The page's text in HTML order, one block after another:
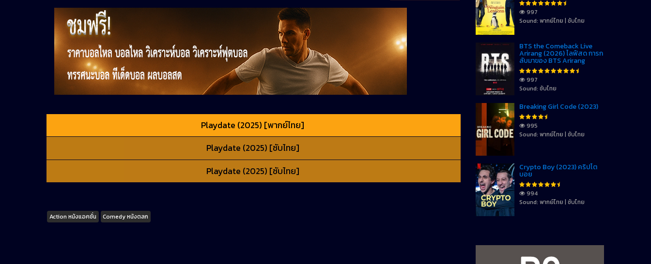
Playdate (2025) [พากย์ไทย]
Playdate (2025) [ซับไทย]
Playdate (2025) [ซับไทย]
Tags
Action หนังแอคชั่น Comedy หนังตลก
997
Sound: พากย์ไทย | ซับไทย
BTS the Comeback Live
Arirang (2026) ไลฟ์สด การก
ลับมาของ BTS Arirang
997
Sound: ซับไทย
Breaking Girl Code (2023)
995
Sound: พากย์ไทย | ซับไทย
Crypto Boy (2023) คริปโต
บอย
994
Sound: พากย์ไทย | ซับไทย